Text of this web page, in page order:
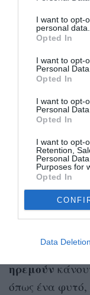
I want to opt-
personal data.
Opted In
I want to opt-
Personal Data.
Opted In
I want to opt-
Personal
Opted In
I want to opt-
Retention,
Personal
Purposes for
Opted In
Data Deletion
Το cozymaxxing
μας. Μικρές
ζεστό τσάι,
αγαπημένη
τόσο πιο
ενέργεια και
με τους
Για να
φωτισμός,
ηρεμούν
όπως ένα φυτό,